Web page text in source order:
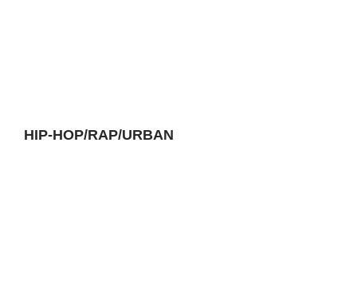
HIP-HOP/RAP/URBAN